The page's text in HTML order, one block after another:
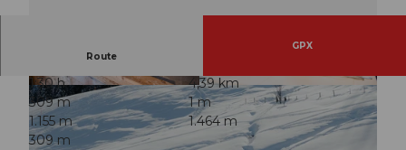
© Samuel Büttler, UNESCO Biosphäre Entlebu
ch, Samuel Buettler Photographie
© Samuel Büttler, UNESCO Biosphäre Entlebu
ch, Samuel Buettler Photographie
Route
GPX
1:30 h
4,39 km
309 m
1 m
1.155 m
1.464 m
309 m